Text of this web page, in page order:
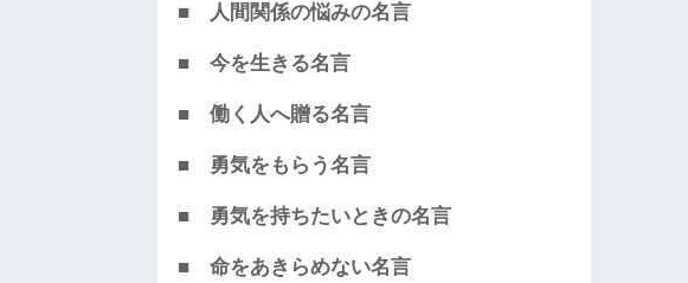
■ 人間関係の悩みの名言
■ 今を生きる名言
■ 働く人へ贈る名言
■ 勇気をもらう名言
■ 勇気を持ちたいときの名言
■ 命をあきらめない名言